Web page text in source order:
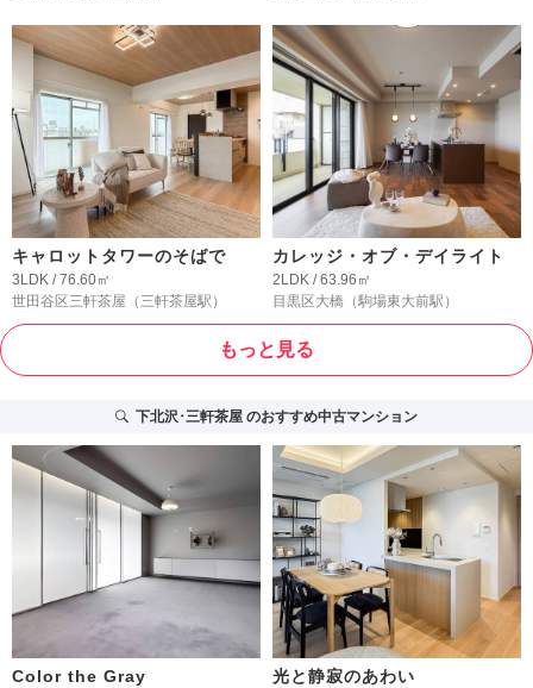
キャロットタワーのそばで
3LDK / 76.60㎡
世田谷区三軒茶屋 （三軒茶屋駅）
カレッジ・オブ・デイライト
2LDK / 63.96㎡
目黒区大橋 （駒場東大前駅）
もっと見る
下北沢･三軒茶屋のおすすめ中古マンション
Color the Gray 光と静寂のあわい